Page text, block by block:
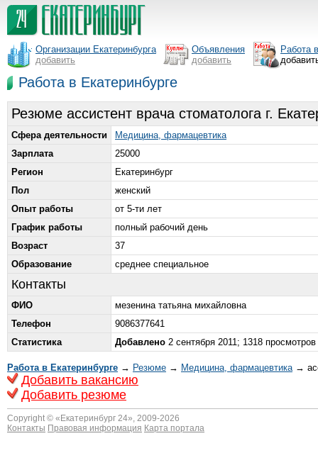
Организации Екатеринбурга
добавить
Объявления
добавить
Работа
Работа в Екатеринбурге
Резюме ассистент врача стоматолога г.
Сфера деятельности
Медицина, фармацевтика
Зарплата
25000
Регион
Екатеринбург
Пол
женский
Опыт работы
от 5-ти лет
График работы
полный рабочий день
Возраст
37
Образование
среднее специальное
Контакты
ФИО
мезенина татьяна михайловна
Телефон
9086377641
Статистика
Добавлено 2 сентября 2011; 1318 просмотров
Работа в Екатеринбурге → Резюме → Медицина, фармацевтика→
Добавить вакансию
Добавить резюме
Copyright © « Екатеринбург 24», 2009-2026
Контакты Правовая информация Карта портала